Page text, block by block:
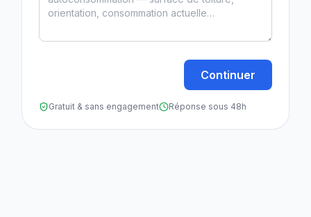
Continuer
Gratuit & sans engagement Réponse sous 48h